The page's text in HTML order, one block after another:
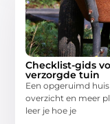
Checklist-gids
verzorgde tuin
Een opgeruimd
overzicht en meer
leer je hoe je